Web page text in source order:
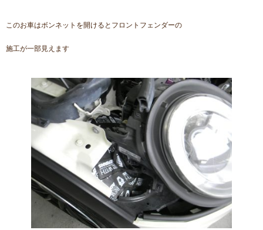
このお車はボンネットを開けるとフロントフェンダーの
施工が一部見えます